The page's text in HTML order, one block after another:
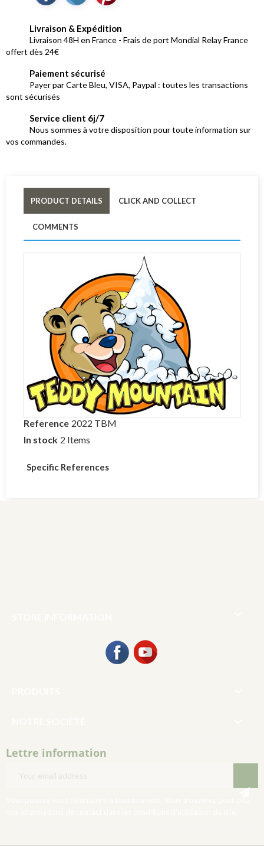
Livraison & Expédition
Livraison 48H en France - Frais de port Mondial Relay France
offert dès 24€
Paiement sécurisé
Payer par Carte Bleu, VISA, Paypal : toutes les transactions
sont sécurisés
Service client 6j/7
Nous sommes à votre disposition pour toute information sur
vos commandes.
PRODUCT DETAILS CLICK AND COLLECT
COMMENTS
Reference 2022 TBM
In stock 2 Items
Specific References
Facebook
Lettre information